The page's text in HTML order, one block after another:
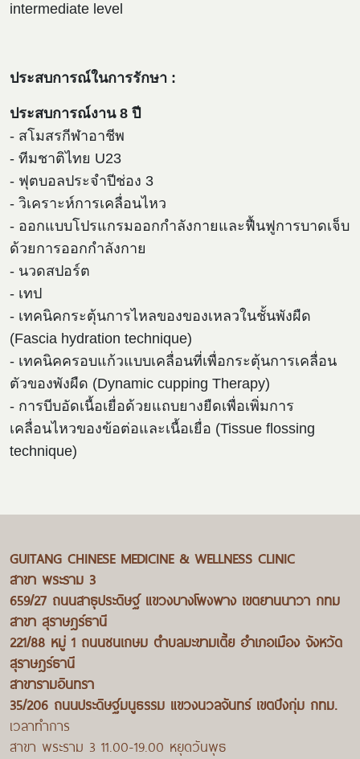
intermediate level
ประสบการณ์ในการรักษา :
ประสบการณ์งาน 8 ปี
- สโมสรกีฬาอาชีพ
- ทีมชาติไทย U23
- ฟุตบอลประจำปีช่อง 3
- วิเคราะห์การเคลื่อนไหว
- ออกแบบโปรแกรมออกกำลังกายและฟื้นฟูการบาดเจ็บ
ด้วยการออกกำลังกาย
- นวดสปอร์ต
- เทป
- เทคนิคกระตุ้นการไหลของของเหลวในชั้นพังผืด
(Fascia hydration technique)
- เทคนิคครอบแก้วแบบเคลื่อนที่เพื่อกระตุ้นการเคลื่อน
ตัวของพังผืด (Dynamic cupping Therapy)
- การบีบอัดเนื้อเยื่อด้วยแถบยางยืดเพื่อเพิ่มการ
เคลื่อนไหวของข้อต่อและเนื้อเยื่อ (Tissue flossing
technique)
GUITANG CHINESE MEDICINE & WELLNESS CLINIC
สาขา พระราม 3
659/27 ถนนสาธุประดิษฐ์ แขวงบางโพงพาง เขตยานนาวา กทม
สาขา สุราษฎร์ธานี
221/88 หมู่ 1 ถนนชนเกษม ตำบลมะขามเตี้ย อำเภอเมือง จังหวัด
สุราษฎร์ธานี
สาขารามอินทรา
35/206 ถนนประดิษฐ์มนูธรรม แขวงนวลจันทร์ เขตบึงกุ่ม กทม.
เวลาทำการ
สาขา พระราม 3 11.00-19.00 หยุดวันพุธ